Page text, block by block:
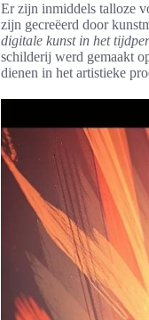
Er zijn inmiddels talloze
zijn gecreëerd door
digitale kunst in het
schilderij werd gemaakt
dienen in het artistieke